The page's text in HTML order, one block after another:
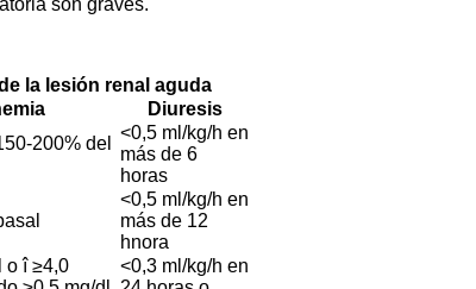
la lesión renal aguda
Diuresis
200% del
<0,5 ml/kg/h en
más de 6
horas
<0,5 ml/kg/h en
más de 12
hnora
o­î≥4,0
<0,3 ml/kg/h en